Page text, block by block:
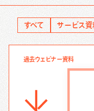
Digital
資料請求
Digital
Creative
すべて サービス資
過去ウェビナー資料